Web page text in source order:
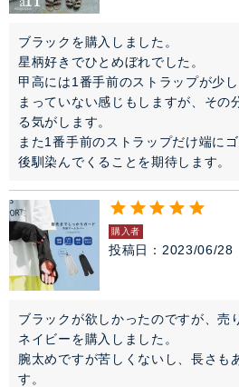
ブラックを購入しました。
星柄好きでひとめぼれでした。
甲高には1番手前のストラップが少
まっていない感じもしますが、その
る気がします。
また1番手前のストラップだけ端に
後馴染んでくることを期待します。
購入者
投稿日 2023/06/28
ブラックが欲しかったのですが、売
ネイビーを購入しました。
腕太めですが苦しくないし、長さも
す。